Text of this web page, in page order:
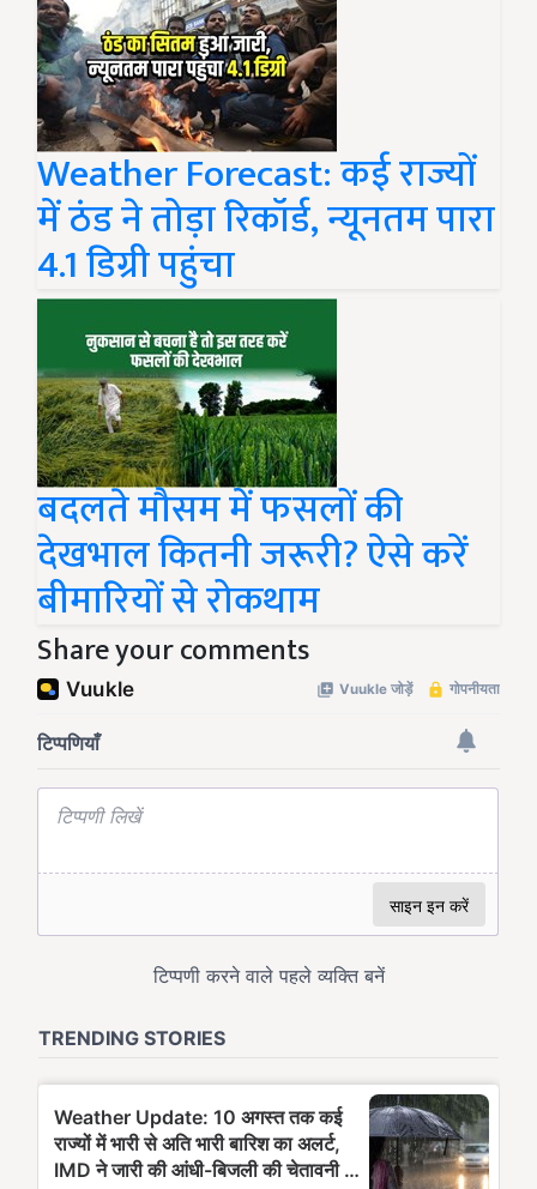
Weather Forecast: कई राज्यों
में ठंड ने तोड़ा रिकॉर्ड, न्यूनतम पारा
4.1 डिग्री पहुंचा
बदलते मौसम में फसलों की
देखभाल कितनी जरूरी? ऐसे करें
बीमारियों से रोकथाम
Share your comments